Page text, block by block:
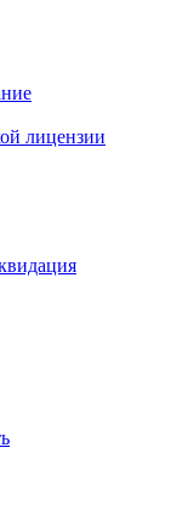
лицензии